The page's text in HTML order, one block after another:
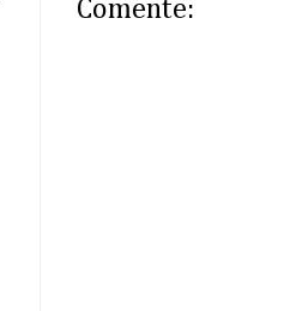
Comente: